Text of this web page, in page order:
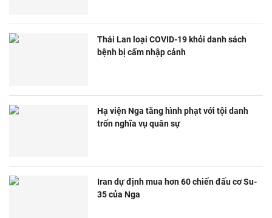
Thái Lan loại COVID-19 khỏi danh sách
bệnh bị cấm nhập cảnh
Hạ viện Nga tăng hình phạt với tội danh
trốn nghĩa vụ quân sự
Iran dự định mua hơn 60 chiến đấu cơ Su-
35 của Nga